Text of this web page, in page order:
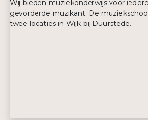
Wij bieden muziekonderwijs voor
gevorderde muzikant. De
twee locaties in Wijk bij Duurstede.